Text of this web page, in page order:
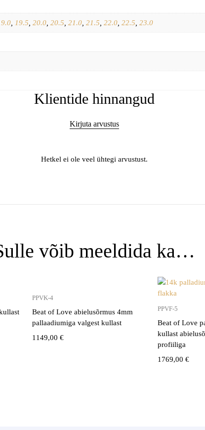
19.5 20.0 20.5 21.0 21.5 22.0 22.5 23.0
Klientide hinnangud
Kirjuta arvustus
Hetkel ei ole veel ühtegi arvustust.
võib meeldida ka…
PPVK-4
Beat of Love abielusõrmus 4mm
pallaadiumiga valgest kullast
1149,00 €
PPVF-5
Beat of Love
kullast
profiiliga
1769,00€